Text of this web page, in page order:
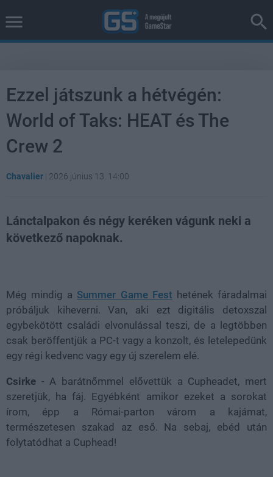
Ezzel játszunk a hétvégén:
World of Taks: HEAT és The
Crew 2
Chavalier | 2026 június 13. 14:00
Lánctalpakon és négy keréken vágunk neki a
következő napoknak.
Még mindig a Summer Game Fest hetének fáradalmai
próbáljuk kiheverni. Van, aki ezt digitális detoxszal
egybekötött családi elvonulással teszi, de a legtöbben
csak beröffentjük a PC-t vagy a konzolt, és letelepedünk
egy régi kedvenc vagy egy új szerelem elé.
Csirke - A barátnőmmel elővettük a Cupheadet, mert
szeretjük, ha fáj. Egyébként amikor ezeket a sorokat
írom, épp a Római-parton várom a kajámat,
természetesen szakad az eső. Na sebaj, ebéd után
folytatódhat a Cuphead!